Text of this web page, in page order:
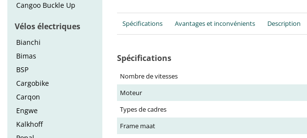
Cangoo Buckle Up
Vélos électriques
Bianchi
Bimas
BSP
Cargobike
Carqon
Engwe
Kalkhoff
Spécifications Avantages et inconvénients Description
Spécifications
Nombre de vitesses
Moteur
Types de cadres
Frame maat